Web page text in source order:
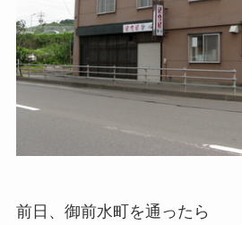
前日、御前水町を通ったら